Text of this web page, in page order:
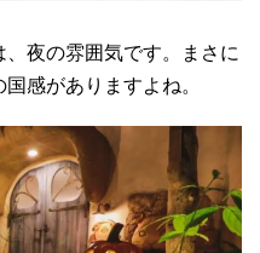
夜の雰囲気です。まさに
感がありますよね。